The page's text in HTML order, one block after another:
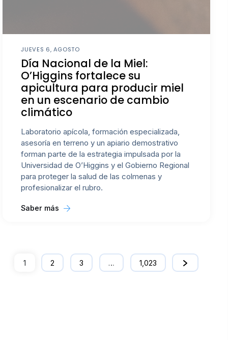
JUEVES 6, AGOSTO
Día Nacional de la Miel:
O’Higgins fortalece su
apicultura para producir miel
en un escenario de cambio
climático
Laboratorio apícola, formación especializada,
asesoría en terreno y un apiario demostrativo
forman parte de la estrategia impulsada por la
Universidad de O’Higgins y el Gobierno Regional
para proteger la salud de las colmenas y
profesionalizar el rubro.
Saber más
1 2 3 … 1,023